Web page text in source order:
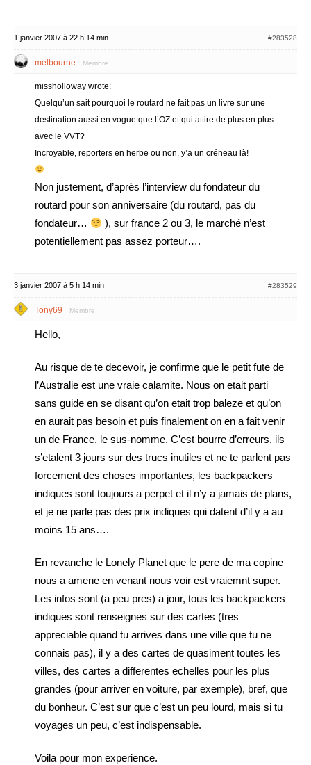
1 janvier 2007 à 22 h 14 min #283528
melbourne Membre
missholloway wrote:
Quelqu’un sait pourquoi le routard ne fait pas un livre sur une
destination aussi en vogue que l’OZ et qui attire de plus en plus
avec le VVT?
Incroyable, reporters en herbe ou non, y’a un créneau là!
Non justement, d’après l’interview du fondateur du
routard pour son anniversaire (du routard, pas du
fondateur…
), sur france 2 ou 3, le marché n’est
potentiellement pas assez porteur….
3 janvier 2007 à 5 h 14 min #283529
Tony69 Membre
Hello,
Au risque de te decevoir, je confirme que le petit fute de
l’Australie est une vraie calamite. Nous on etait parti
sans guide en se disant qu’on etait trop baleze et qu’on
en aurait pas besoin et puis finalement on en a fait venir
un de France, le sus-nomme. C’est bourre d’erreurs, ils
s’etalent 3 jours sur des trucs inutiles et ne te parlent pas
forcement des choses importantes, les backpackers
indiques sont toujours a perpet et il n’y a jamais de plans,
et je ne parle pas des prix indiques qui datent d’il y a au
moins 15 ans….
En revanche le Lonely Planet que le pere de ma copine
nous a amene en venant nous voir est vraiemnt super.
Les infos sont (a peu pres) a jour, tous les backpackers
indiques sont renseignes sur des cartes (tres
appreciable quand tu arrives dans une ville que tu ne
connais pas), il y a des cartes de quasiment toutes les
villes, des cartes a differentes echelles pour les plus
grandes (pour arriver en voiture, par exemple), bref, que
du bonheur. C’est sur que c’est un peu lourd, mais si tu
voyages un peu, c’est indispensable.
Voila pour mon experience.